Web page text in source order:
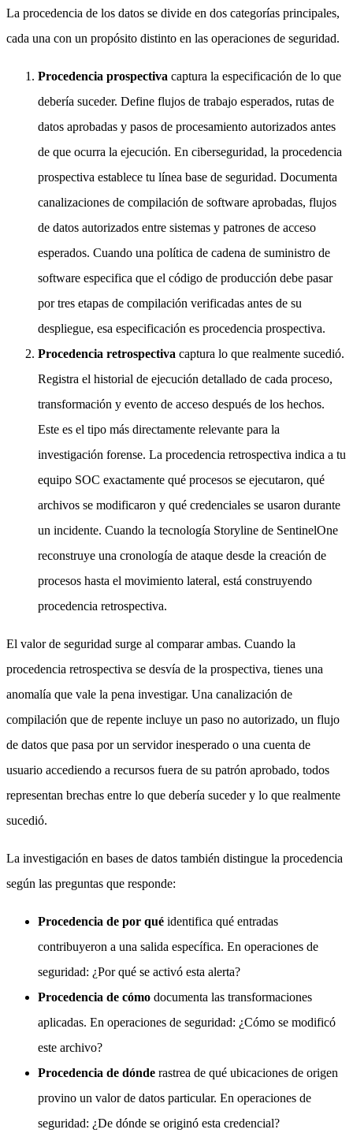
La procedencia de los datos se divide en dos categorías principales,
cada una con un propósito distinto en las operaciones de seguridad.
Procedencia prospectiva captura la especificación de lo que
debería suceder. Define flujos de trabajo esperados, rutas de
datos aprobadas y pasos de procesamiento autorizados antes
de que ocurra la ejecución. En ciberseguridad, la procedencia
prospectiva establece tu línea base de seguridad. Documenta
canalizaciones de compilación de software aprobadas, flujos
de datos autorizados entre sistemas y patrones de acceso
esperados. Cuando una política de cadena de suministro de
software especifica que el código de producción debe pasar
por tres etapas de compilación verificadas antes de su
despliegue, esa especificación es procedencia prospectiva.
Procedencia retrospectiva captura lo que realmente sucedió.
Registra el historial de ejecución detallado de cada proceso,
transformación y evento de acceso después de los hechos.
Este es el tipo más directamente relevante para la
investigación forense. La procedencia retrospectiva indica a tu
equipo SOC exactamente qué procesos se ejecutaron, qué
archivos se modificaron y qué credenciales se usaron durante
un incidente. Cuando la tecnología Storyline de SentinelOne
reconstruye una cronología de ataque desde la creación de
procesos hasta el movimiento lateral, está construyendo
procedencia retrospectiva.
El valor de seguridad surge al comparar ambas. Cuando la
procedencia retrospectiva se desvía de la prospectiva, tienes una
anomalía que vale la pena investigar. Una canalización de
compilación que de repente incluye un paso no autorizado, un flujo
de datos que pasa por un servidor inesperado o una cuenta de
usuario accediendo a recursos fuera de su patrón aprobado, todos
representan brechas entre lo que debería suceder y lo que realmente
sucedió.
La investigación en bases de datos también distingue la procedencia
según las preguntas que responde:
Procedencia de por qué identifica qué entradas
contribuyeron a una salida específica. En operaciones de
seguridad: ¿Por qué se activó esta alerta?
Procedencia de cómo documenta las transformaciones
aplicadas. En operaciones de seguridad: ¿Cómo se modificó
este archivo?
Procedencia de dónde rastrea de qué ubicaciones de origen
provino un valor de datos particular. En operaciones de
seguridad: ¿De dónde se originó esta credencial?